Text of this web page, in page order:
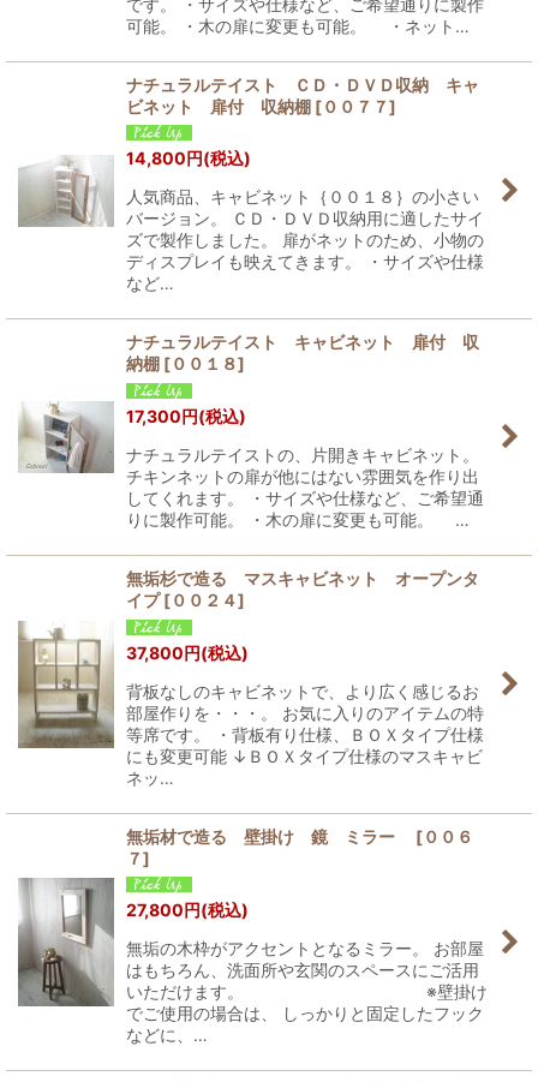
可能。 ・木の扉に変更も可能。 ・ネット…
ナチュラルテイスト ＣＤ・ＤＶＤ収納 キャ
ビネット 扉付 収納棚 [００７７]
14,800円(税込)
人気商品、キャビネット｛００１８｝の小さい
バージョン。 ＣＤ・ＤＶＤ収納用に適したサイ
ズで製作しました。 扉がネットのため、小物の
ディスプレイも映えてきます。 ・サイズや仕様
など…
ナチュラルテイスト キャビネット 扉付 収
納棚 [００１８]
17,300円(税込)
ナチュラルテイストの、片開きキャビネット。
チキンネットの扉が他にはない雰囲気を作り出
してくれます。 ・サイズや仕様など、ご希望通
りに製作可能。 ・木の扉に変更も可能。 …
無垢杉で造る マスキャビネット オープンタ
イプ [００２４]
37,800円(税込)
背板なしのキャビネットで、より広く感じるお
部屋作りを・・・。 お気に入りのアイテムの特
等席です。 ・背板有り仕様、ＢＯＸタイプ仕様
にも変更可能 ↓ＢＯＸタイプ仕様のマスキャビ
ネッ…
無垢材で造る 壁掛け 鏡 ミラー [００６
７]
27,800円(税込)
無垢の木枠がアクセントとなるミラー。 お部屋
はもちろん、洗面所や玄関のスペースにご活用
いただけます。 ※壁掛け
でご使用の場合は、 しっかりと固定したフック
などに、…